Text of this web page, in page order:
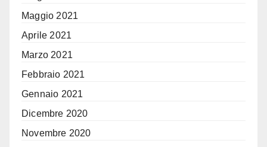
Maggio 2021
Aprile 2021
Marzo 2021
Febbraio 2021
Gennaio 2021
Dicembre 2020
Novembre 2020